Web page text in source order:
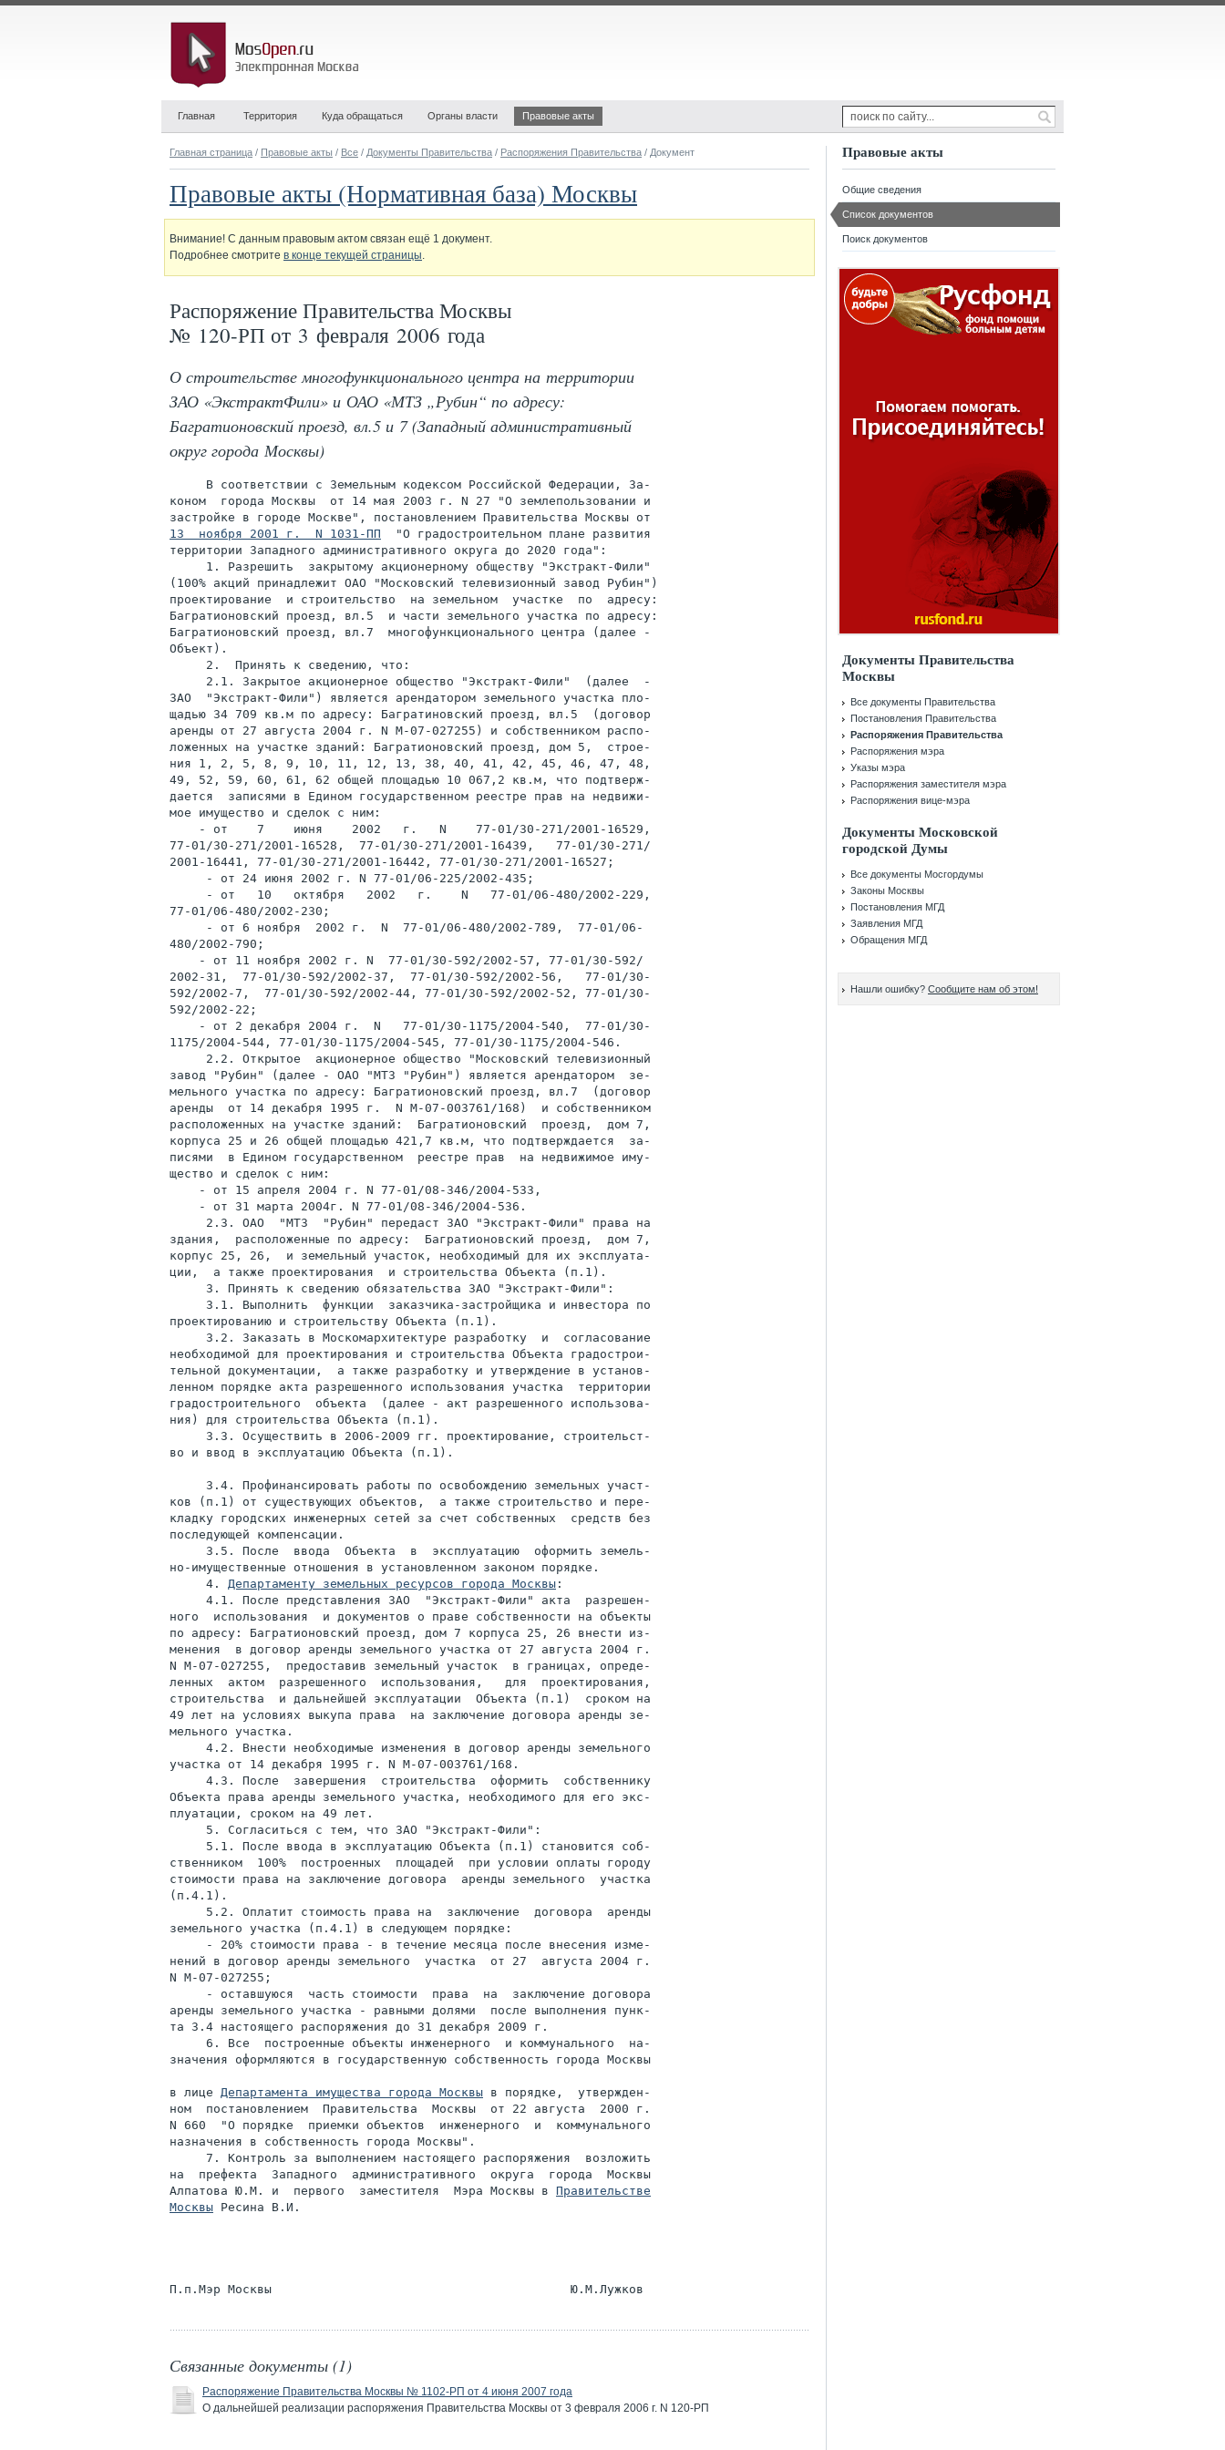
Главная Территория Куда обращаться Органы власти Правовые акты
Главная страница / Правовые акты / Все / Документы Правительства / Распоряжения Правительства / Документ
Правовые акты (Нормативная база) Москвы
Внимание! С данным правовым актом связан ещё 1 документ.
Подробнее смотрите в конце текущей страницы.
Распоряжение Правительства Москвы
№ 120-РП от 3 февраля 2006 года
О строительстве многофункционального центра на территории
ЗАО «ЭкстрактФили» и ОАО «МТЗ „Рубин“ по адресу:
Багратионовский проезд, вл.5 и 7 (Западный административный
округ города Москвы)
     В соответствии с Земельным кодексом Российской Федерации, За-
коном  города Москвы  от 14 мая 2003 г. N 27 "О землепользовании и
13  ноября 2001 г.  N 1031-ПП
  "О градостроительном плане развития
территории Западного административного округа до 2020 года":
     1. Разрешить  закрытому акционерному обществу "Экстракт-Фили"
(100% акций принадлежит ОАО "Московский телевизионный завод Рубин")
проектирование  и строительство  на земельном  участке  по  адресу:
Багратионовский проезд, вл.5  и части земельного участка по адресу:
Багратионовский проезд, вл.7  многофункционального центра (далее -
Объект).
     2.  Принять к сведению, что:
     2.1. Закрытое акционерное общество "Экстракт-Фили"  (далее  -
ЗАО  "Экстракт-Фили") является арендатором земельного участка пло-
щадью 34 709 кв.м по адресу: Багратиновский проезд, вл.5  (договор
аренды от 27 августа 2004 г. N М-07-027255) и собственником распо-
ложенных на участке зданий: Багратионовский проезд, дом 5,  строе-
ния 1, 2, 5, 8, 9, 10, 11, 12, 13, 38, 40, 41, 42, 45, 46, 47, 48,
49, 52, 59, 60, 61, 62 общей площадью 10 067,2 кв.м, что подтверж-
дается  записями в Едином государственном реестре прав на недвижи-
мое имущество и сделок с ним:
    - от    7    июня    2002   г.   N    77-01/30-271/2001-16529,
77-01/30-271/2001-16528,  77-01/30-271/2001-16439,   77-01/30-271/
2001-16441, 77-01/30-271/2001-16442, 77-01/30-271/2001-16527;
     - от 24 июня 2002 г. N 77-01/06-225/2002-435;
     - от   10   октября   2002   г.    N   77-01/06-480/2002-229,
77-01/06-480/2002-230;
     - от 6 ноября  2002 г.  N  77-01/06-480/2002-789,  77-01/06-
480/2002-790;
    - от 11 ноября 2002 г. N  77-01/30-592/2002-57, 77-01/30-592/
2002-31,  77-01/30-592/2002-37,  77-01/30-592/2002-56,   77-01/30-
592/2002-7,  77-01/30-592/2002-44, 77-01/30-592/2002-52, 77-01/30-
592/2002-22;
    - от 2 декабря 2004 г.  N   77-01/30-1175/2004-540,  77-01/30-
1175/2004-544, 77-01/30-1175/2004-545, 77-01/30-1175/2004-546.
     2.2. Открытое  акционерное общество "Московский телевизионный
завод "Рубин" (далее - ОАО "МТЗ "Рубин") является арендатором  зе-
мельного участка по адресу: Багратионовский проезд, вл.7  (договор
аренды  от 14 декабря 1995 г.  N М-07-003761/168)  и собственником
расположенных на участке зданий:  Багратионовский  проезд,  дом 7,
корпуса 25 и 26 общей площадью 421,7 кв.м, что подтверждается  за-
писями  в Едином государственном  реестре прав  на недвижимое иму-
щество и сделок с ним:
    - от 15 апреля 2004 г. N 77-01/08-346/2004-533,
    - от 31 марта 2004г. N 77-01/08-346/2004-536.
     2.3. ОАО  "МТЗ  "Рубин" передаст ЗАО "Экстракт-Фили" права на
здания,  расположенные по адресу:  Багратионовский проезд,  дом 7,
корпус 25, 26,  и земельный участок, необходимый для их эксплуата-
ции,  а также проектирования  и строительства Объекта (п.1).
     3. Принять к сведению обязательства ЗАО "Экстракт-Фили":
     3.1. Выполнить  функции  заказчика-застройщика и инвестора по
проектированию и строительству Объекта (п.1).
     3.2. Заказать в Москомархитектуре разработку  и  согласование
необходимой для проектирования и строительства Объекта градострои-
тельной документации,  а также разработку и утверждение в установ-
ленном порядке акта разрешенного использования участка  территории
градостроительного  объекта  (далее - акт разрешенного использова-
ния) для строительства Объекта (п.1).
     3.3. Осуществить в 2006-2009 гг. проектирование, строительст-
во и ввод в эксплуатацию Объекта (п.1).
     3.4. Профинансировать работы по освобождению земельных участ-
ков (п.1) от существующих объектов,  а также строительство и пере-
кладку городских инженерных сетей за счет собственных  средств без
последующей компенсации.
     3.5. После  ввода  Объекта  в  эксплуатацию  оформить земель-
но-имущественные отношения в установленном законом порядке.
     4.
Департаменту земельных ресурсов города Москвы :
     4.1. После представления ЗАО  "Экстракт-Фили" акта  разрешен-
ного  использования  и документов о праве собственности на объекты
по адресу: Багратионовский проезд, дом 7 корпуса 25, 26 внести из-
менения  в договор аренды земельного участка от 27 августа 2004 г.
N М-07-027255,  предоставив земельный участок  в границах, опреде-
ленных  актом  разрешенного  использования,   для  проектирования,
строительства  и дальнейшей эксплуатации  Объекта (п.1)  сроком на
49 лет на условиях выкупа права  на заключение договора аренды зе-
мельного участка.
     4.2. Внести необходимые изменения в договор аренды земельного
участка от 14 декабря 1995 г. N М-07-003761/168.
     4.3. После  завершения  строительства  оформить  собственнику
Объекта права аренды земельного участка, необходимого для его экс-
плуатации, сроком на 49 лет.
     5. Согласиться с тем, что ЗАО "Экстракт-Фили":
     5.1. После ввода в эксплуатацию Объекта (п.1) становится соб-
ственником  100%  построенных  площадей  при условии оплаты городу
стоимости права на заключение договора  аренды земельного  участка
(п.4.1).
     5.2. Оплатит стоимость права на  заключение  договора  аренды
земельного участка (п.4.1) в следующем порядке:
     - 20% стоимости права - в течение месяца после внесения изме-
нений в договор аренды земельного  участка  от 27  августа 2004 г.
N М-07-027255;
     - оставшуюся  часть стоимости  права  на  заключение договора
аренды земельного участка - равными долями  после выполнения пунк-
та 3.4 настоящего распоряжения до 31 декабря 2009 г.
     6. Все  построенные объекты инженерного  и коммунального  на-
значения оформляются в государственную собственность города Москвы
в лице Департамента имущества города Москвы в порядке,  утвержден-
ном  постановлением  Правительства  Москвы  от 22 августа  2000 г.
N 660  "О порядке  приемки объектов  инженерного  и  коммунального
назначения в собственность города Москвы".
     7. Контроль за выполнением настоящего распоряжения  возложить
на  префекта  Западного  административного  округа  города  Москвы
Алпатова Ю.М. и  первого  заместителя  Мэра Москвы в Правительстве
Москвы Ресина В.И.
Связанные документы (1)
Распоряжение Правительства Москвы № 1102-РП от 4 июня 2007 года
О дальнейшей реализации распоряжения Правительства Москвы от 3 февраля 2006 г. N 120-РП
Правовые акты
Общие сведения
Список документов
Поиск документов
Документы Правительства
Москвы
Все документы Правительства
Постановления Правительства
Распоряжения Правительства
Распоряжения мэра
Указы мэра
Распоряжения заместителя мэра
Распоряжения вице-мэра
Документы Московской
городской Думы
Все документы Мосгордумы
Законы Москвы
Постановления МГД
Заявления МГД
Обращения МГД
Нашли ошибку? Сообщите нам об этом!